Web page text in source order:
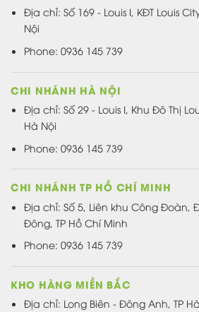
Địa chỉ: Số 169 - Louis I, KĐT Louis
Nội
Phone: 0936 145 739
CHI NHÁNH HÀ NỘI
Địa chỉ: Số 29 - Louis I, Khu Đô Thị
Hà Nội
Phone: 0936 145 739
CHI NHÁNH TP HỒ CHÍ MINH
Địa chỉ: Số 5, Liên khu Công Đoàn,
Đông, TP Hồ Chí Minh
Phone: 0936 145 739
KHO HÀNG MIỀN BẮC
Địa chỉ: Long Biên - Đông Anh, TP